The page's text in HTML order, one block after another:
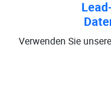
Verwenden Sie